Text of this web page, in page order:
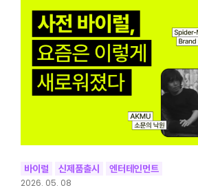
바이럴 신제품출시 엔터테인먼트
2026. 05. 08